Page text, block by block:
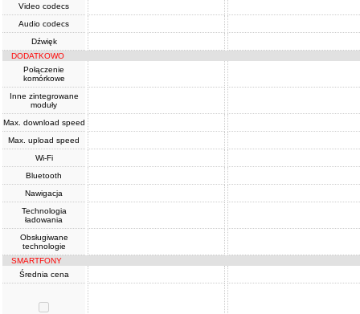
Video codecs
Audio codecs
Dźwięk
DODATKOWO
Połączenie
komórkowe
Inne zintegrowane
moduły
Max. download speed
Max. upload speed
Wi-Fi
Bluetooth
Nawigacja
Technologia
ładowania
Obsługiwane
technologie
SMARTFONY
Średnia cena